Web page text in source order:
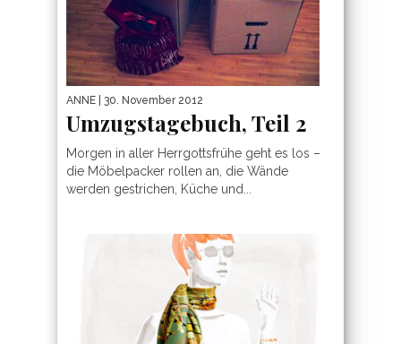
ANNE | 30. November 2012
Umzugstagebuch, Teil 2
Morgen in aller Herrgottsfrühe geht es los –
die Möbelpacker rollen an, die Wände
werden gestrichen, Küche und...